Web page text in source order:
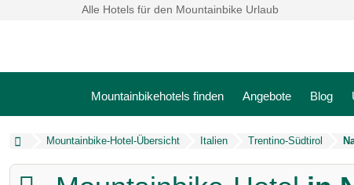
Alle Hotels für den Mountainbike Urlaub
Mountainbikehotels finden Angebote Blog
Mountainbike-Hotel-Übersicht Italien Trentino-Südtirol